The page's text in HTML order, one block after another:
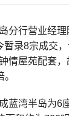
分行营业经
暂录8宗成交
情屋苑配套，
蓝湾半岛为6